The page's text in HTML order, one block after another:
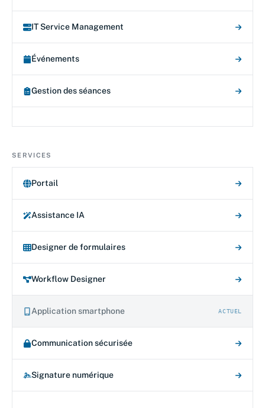
IT Service Management
Événements
Gestion des séances
SERVICES
Portail
Assistance IA
Designer de formulaires
Workflow Designer
Application smartphone ACTUEL
Communication sécurisée
Signature numérique